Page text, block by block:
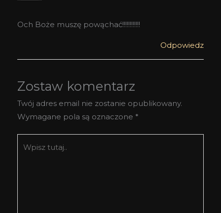
Och Boże muszę powąchać!!!!!!!!!!!!
Odpowiedz
Zostaw komentarz
Twój adres email nie zostanie opublikowany.
Wymagane pola są oznaczone *
tutaj..